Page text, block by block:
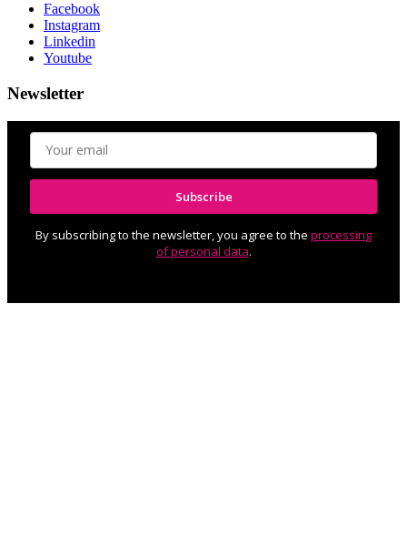
Facebook
Instagram
Linkedin
Youtube
Newsletter
Subscribe
By subscribing to the newsletter, you agree to the processing
of personal data.